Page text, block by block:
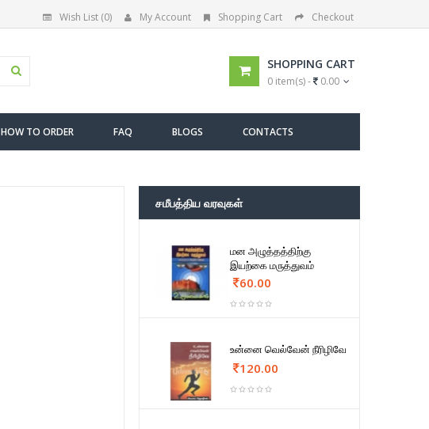
Wish List (0) My Account Shopping Cart Checkout
SHOPPING CART
0 item(s) - 0.00
HOW TO ORDER FAQ BLOGS CONTACTS
சமீபத்திய வரவுகள்
மன அழுத்தத்திற்கு
இயற்கை மருத்துவம்
60.00
உன்னை வெல்வேன் நீரிழிவே
120.00